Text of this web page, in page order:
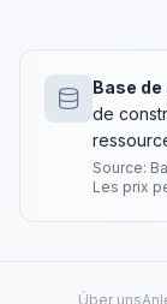
Base
de
Source:
Les prix
Über uns